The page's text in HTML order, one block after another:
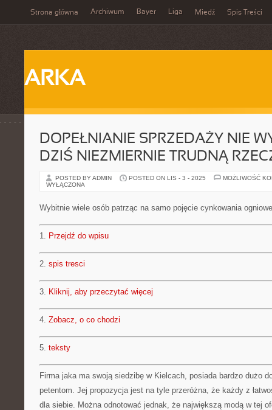
Strona główna Archiwum Bayer Liga Miedź Spis Treści
ARKA
DOPEŁNIANIE SPRZEDAŻY NIE
DZIŚ NIEZMIERNIE TRUDNĄ
POSTED BY ADMIN POSTED ON LIS - 3 - 2025
MOŻLIWOŚĆ
WYŁĄCZONA
Wybitnie wiele osób patrząc na samo pojęcie cynkowania
1. Przejdź do wpisu
2. spis tresci
3. Kliknij, aby przeczytać więcej
4. Zobacz, o co chodzi
5. teksty
Firma jaka ma swoją siedzibę w Kielcach, posiada bardzo dużo
petentom. Jej propozycja jest na tyle przeróżna, że każdy z
dla siebie. Można odnotować jednak, że największą modą w tej